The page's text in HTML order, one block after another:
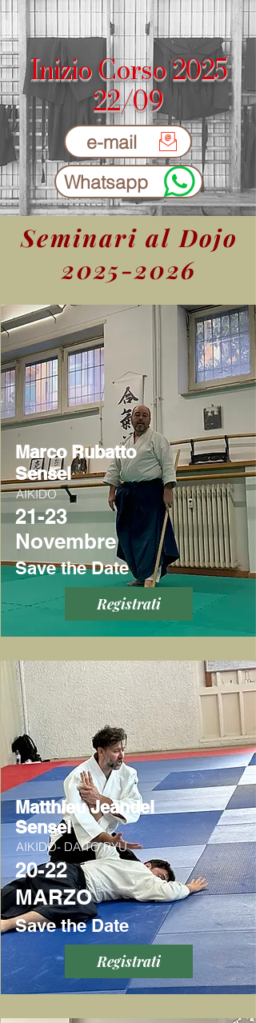
Inizio Corso 2025
22/09
e-mail
Whatsapp
Seminari al Dojo
2025-2026
Marco Rubatto
Sensei
AIKIDO
21-23
Novembre
Save the Date
Registrati
Matthieu Jeandel
Sensei
AIKIDO- DAITO RYU
20-22
MARZO
Save the Date
Registrati